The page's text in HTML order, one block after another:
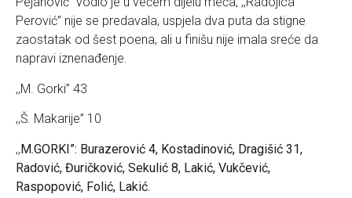
Perović” nije se predavala, uspjela dva puta da stigne
zaostatak od šest poena, ali u finišu nije imala sreće da
napravi iznenađenje.
,,M. Gorki” 43
,,Š. Makarije” 10
,,M.GORKI”: Burazerović 4, Kostadinović, Dragišić 31,
Radović, Đuričković, Sekulić 8, Lakić, Vukčević,
Raspopović, Folić, Lakić.